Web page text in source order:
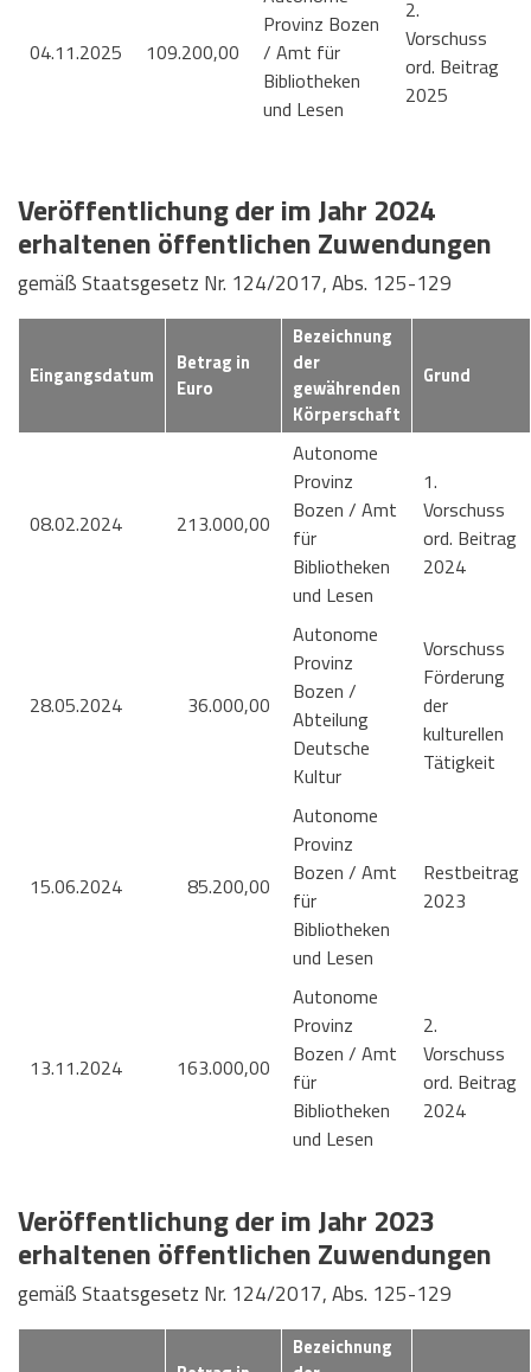
04.11.2025 109.200,00
Provinz Bozen
/ Amt für
Bibliotheken
und Lesen
2.
Vorschuss
ord. Beitrag
2025
Veröffentlichung der im Jahr 2024
erhaltenen öffentlichen Zuwendungen
gemäß Staatsgesetz Nr. 124/2017, Abs. 125-129
Eingangsdatum
Betrag in
Euro
Bezeichnung
der
gewährenden
Körperschaft
Grund
08.02.2024 213.000,00
Autonome
Provinz
Bozen / Amt
für
Bibliotheken
und Lesen
1.
Vorschuss
ord. Beitrag
2024
28.05.2024 36.000,00
Autonome
Provinz
Bozen /
Abteilung
Deutsche
Kultur
Vorschuss
Förderung
der
kulturellen
Tätigkeit
15.06.2024 85.200,00
Autonome
Provinz
Bozen / Amt
für
Bibliotheken
und Lesen
Restbeitrag
2023
13.11.2024 163.000,00
Autonome
Provinz
Bozen / Amt
für
Bibliotheken
und Lesen
2.
Vorschuss
ord. Beitrag
2024
Veröffentlichung der im Jahr 2023
erhaltenen öffentlichen Zuwendungen
gemäß Staatsgesetz Nr. 124/2017, Abs. 125-129
Bezeichnung